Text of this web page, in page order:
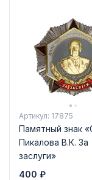
Артикул: 17875
Памятный знак
Пикалова В.К. За
заслуги»
400 ₽